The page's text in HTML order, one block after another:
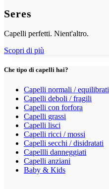
Seres
Capelli perfetti. Nient'altro.
Scopri di più
Che tipo di capelli hai?
Capelli normali / equilibrati
Capelli deboli / fragili
Capelli con forfora
Capelli grassi
Capelli lisci
Capelli ricci / mossi
Capelli secchi / disidratati
Capellli danneggiati
Capelli anziani
Baby & Kids